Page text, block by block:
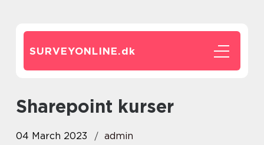
SURVEYONLINE.dk
sharepoint kurser
04 March 2023 admin